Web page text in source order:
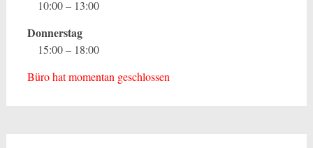
10:00 – 13:00
Donnerstag
15:00 – 18:00
Büro hat momentan geschlossen